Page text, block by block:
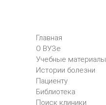
Главная
О ВУЗе
Учебные материалы
Истории болезни
Пациенту
Библиотека
Поиск клиники